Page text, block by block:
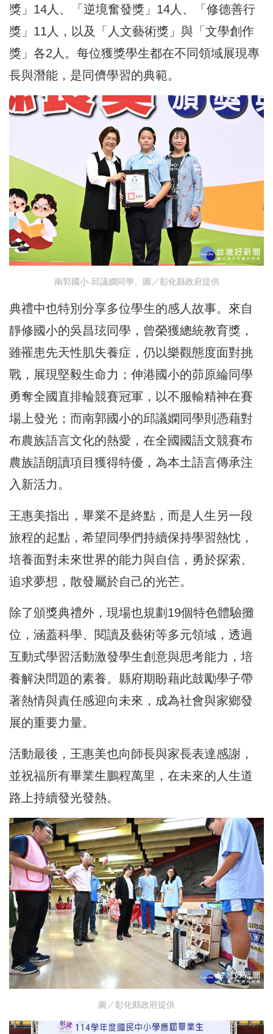
獎」14人、「逆境奮發獎」14人、「修德善行
獎」11人，以及「人文藝術獎」與「文學創作
獎」各2人。每位獲獎學生都在不同領域展現專
長與潛能，是同儕學習的典範。
南郭國小-邱議嫻同學。圖／彰化縣政府提供
典禮中也特別分享多位學生的感人故事。來自
靜修國小的吳昌玹同學，曾榮獲總統教育獎，
雖罹患先天性肌失養症，仍以樂觀態度面對挑
戰，展現堅毅生命力；伸港國小的茆原綸同學
勇奪全國直排輪競賽冠軍，以不服輸精神在賽
場上發光；而南郭國小的邱議嫻同學則憑藉對
布農族語言文化的熱愛，在全國國語文競賽布
農族語朗讀項目獲得特優，為本土語言傳承注
入新活力。
王惠美指出，畢業不是終點，而是人生另一段
旅程的起點，希望同學們持續保持學習熱忱，
培養面對未來世界的能力與自信，勇於探索、
追求夢想，散發屬於自己的光芒。
除了頒獎典禮外，現場也規劃19個特色體驗攤
位，涵蓋科學、閱讀及藝術等多元領域，透過
互動式學習活動激發學生創意與思考能力，培
養解決問題的素養。縣府期盼藉此鼓勵學子帶
著熱情與責任感迎向未來，成為社會與家鄉發
展的重要力量。
活動最後，王惠美也向師長與家長表達感謝，
並祝福所有畢業生鵬程萬里，在未來的人生道
路上持續發光發熱。
圖／彰化縣政府提供